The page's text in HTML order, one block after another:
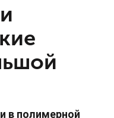
в полимерной